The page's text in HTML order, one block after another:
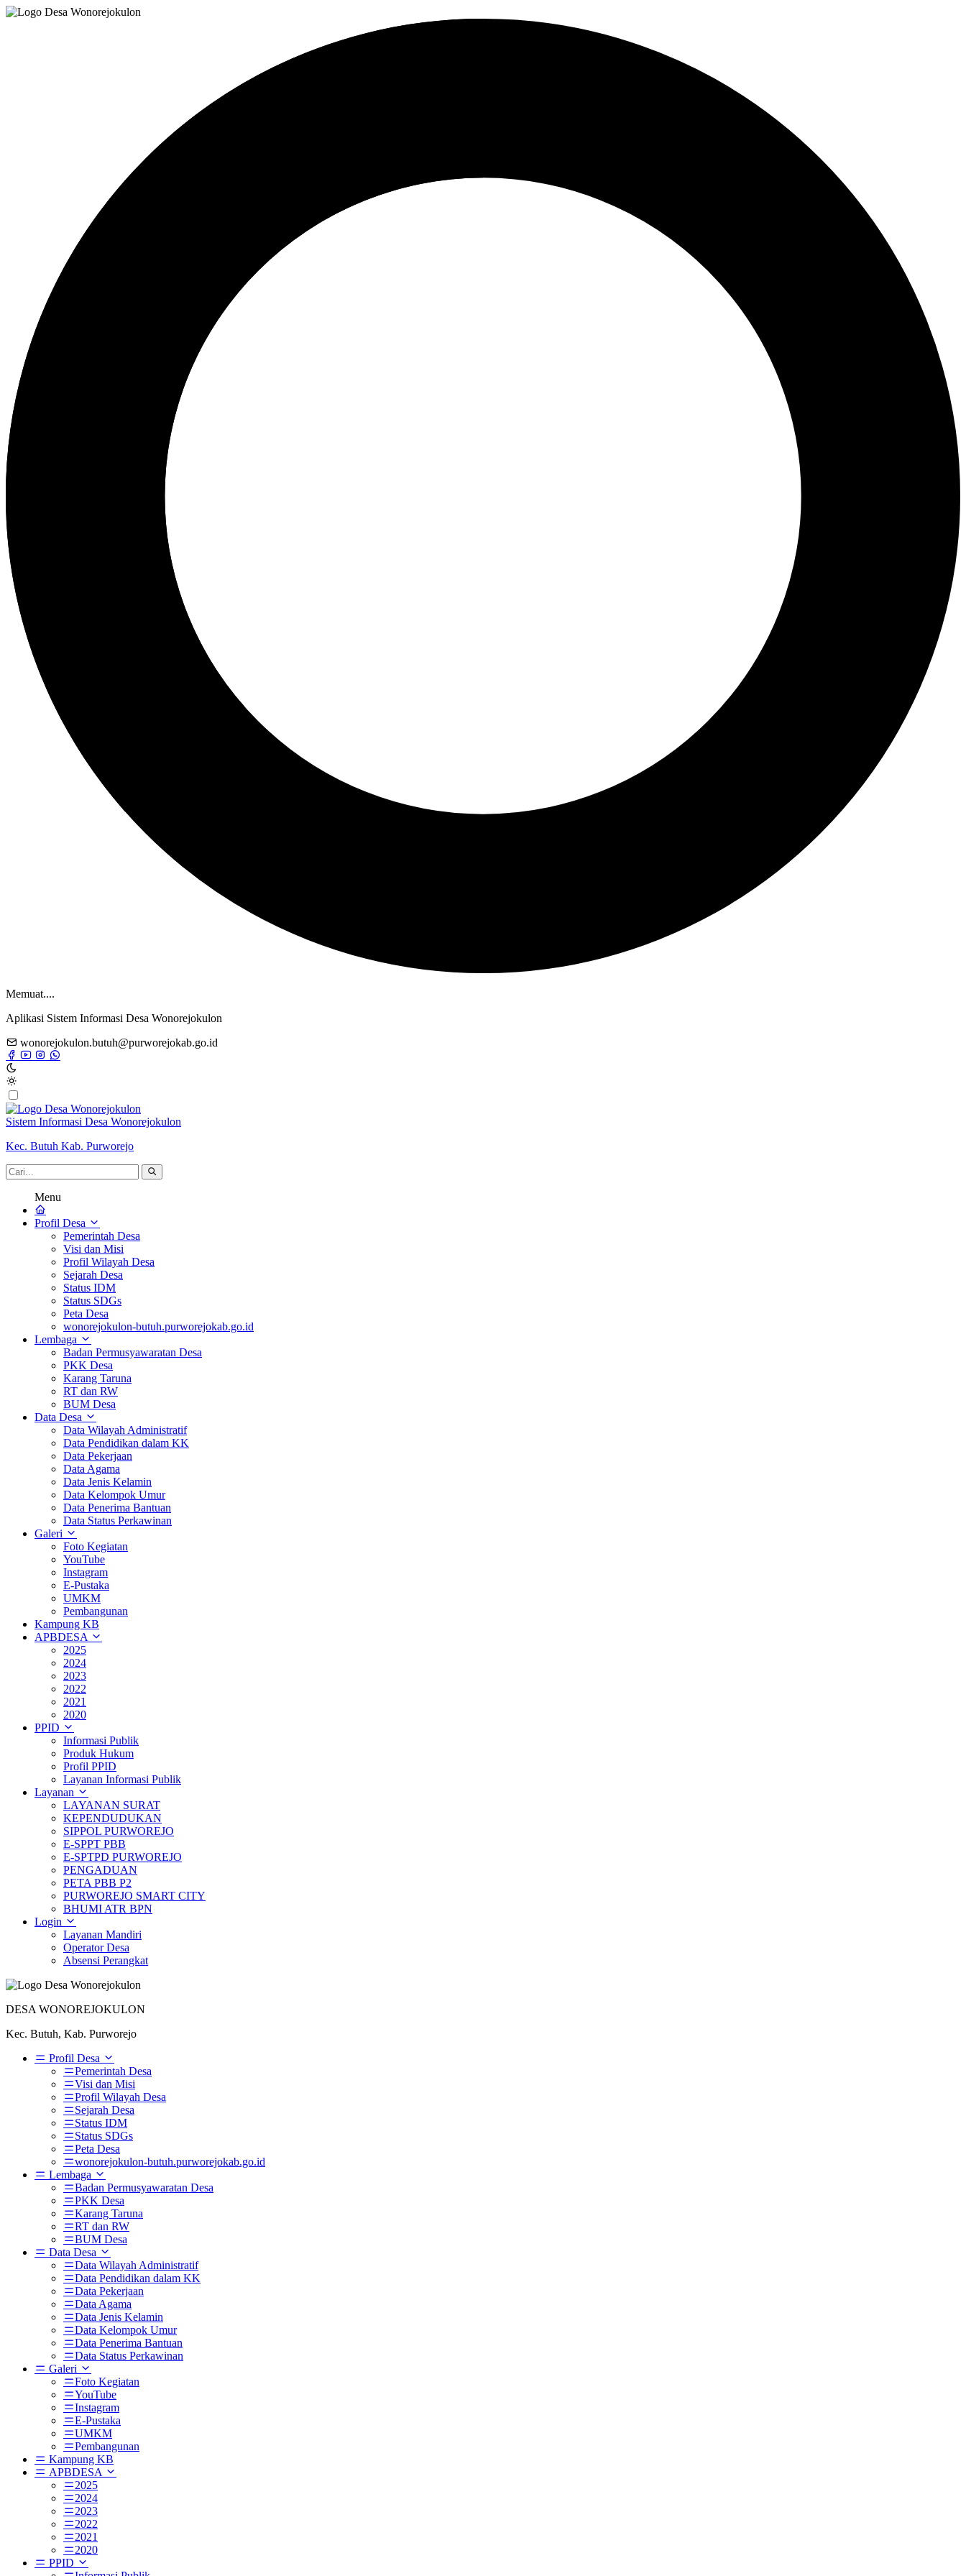
Memuat....
Aplikasi Sistem Informasi Desa Wonorejokulon
wonorejokulon.butuh@purworejokab.go.id
Sistem Informasi Desa Wonorejokulon
Kec. Butuh Kab. Purworejo
Menu
Profil Desa
Pemerintah Desa
Visi dan Misi
Profil Wilayah Desa
Sejarah Desa
Status IDM
Status SDGs
Peta Desa
wonorejokulon-butuh.purworejokab.go.id
Lembaga
Badan Permusyawaratan Desa
PKK Desa
Karang Taruna
RT dan RW
BUM Desa
Data Desa
Data Wilayah Administratif
Data Pendidikan dalam KK
Data Pekerjaan
Data Agama
Data Jenis Kelamin
Data Kelompok Umur
Data Penerima Bantuan
Data Status Perkawinan
Galeri
Foto Kegiatan
YouTube
Instagram
E-Pustaka
UMKM
Pembangunan
Kampung KB
APBDESA
2025
2024
2023
2022
2021
2020
PPID
Informasi Publik
Produk Hukum
Profil PPID
Layanan Informasi Publik
Layanan
LAYANAN SURAT
KEPENDUDUKAN
SIPPOL PURWOREJO
E-SPPT PBB
E-SPTPD PURWOREJO
PENGADUAN
PETA PBB P2
PURWOREJO SMART CITY
BHUMI ATR BPN
Login
Layanan Mandiri
Operator Desa
Absensi Perangkat
DESA WONOREJOKULON
Kec. Butuh, Kab. Purworejo
Profil Desa
Pemerintah Desa
Visi dan Misi
Profil Wilayah Desa
Sejarah Desa
Status IDM
Status SDGs
Peta Desa
wonorejokulon-butuh.purworejokab.go.id
Lembaga
Badan Permusyawaratan Desa
PKK Desa
Karang Taruna
RT dan RW
BUM Desa
Data Desa
Data Wilayah Administratif
Data Pendidikan dalam KK
Data Pekerjaan
Data Agama
Data Jenis Kelamin
Data Kelompok Umur
Data Penerima Bantuan
Data Status Perkawinan
Galeri
Foto Kegiatan
YouTube
Instagram
E-Pustaka
UMKM
Pembangunan
Kampung KB
APBDESA
2025
2024
2023
2022
2021
2020
PPID